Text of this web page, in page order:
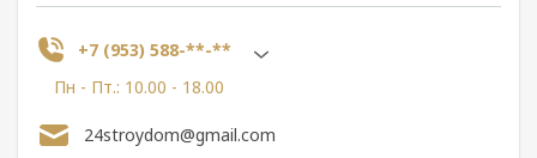
+7 (953) 588-**-**
Пн - Пт.: 10.00 - 18.00
24stroydom@gmail.com